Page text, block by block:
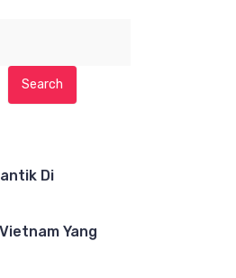
Search
Di
Yang